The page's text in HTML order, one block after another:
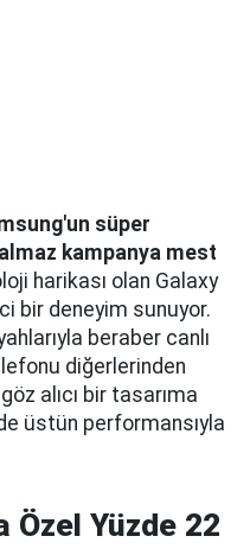
süper
kampanya mest
harikası olan Galaxy
bir deneyim sunuyor.
beraber canlı
diğerlerinden
alıcı bir tasarıma
üstün performansıyla
Özel Yüzde 22